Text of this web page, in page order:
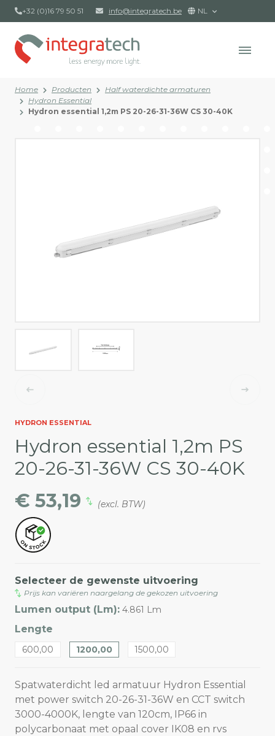
+32 (0)16 79 50 51 info@integratech.be NL
Home Producten
Half waterdichte armaturen
Hydron Essential
Hydron essential 1,2m PS 20-26-31-36W CS 30-40K
HYDRON ESSENTIAL
Hydron essential 1,2m PS
20-26-31-36W CS 30-40K
€ 53,19
(excl. BTW)
Selecteer de gewenste uitvoering
Prijs kan variëren naargelang de gekozen uitvoering
Lumen output (Lm): 4.861 Lm
Lengte
600,00 1200,00 1500,00
Spatwaterdicht led armatuur Hydron Essential
met power switch 20-26-31-36W en CCT switch
3000-4000K, lengte van 120cm, IP66 in
polycarbonaat met opaal cover IK08 en rvs